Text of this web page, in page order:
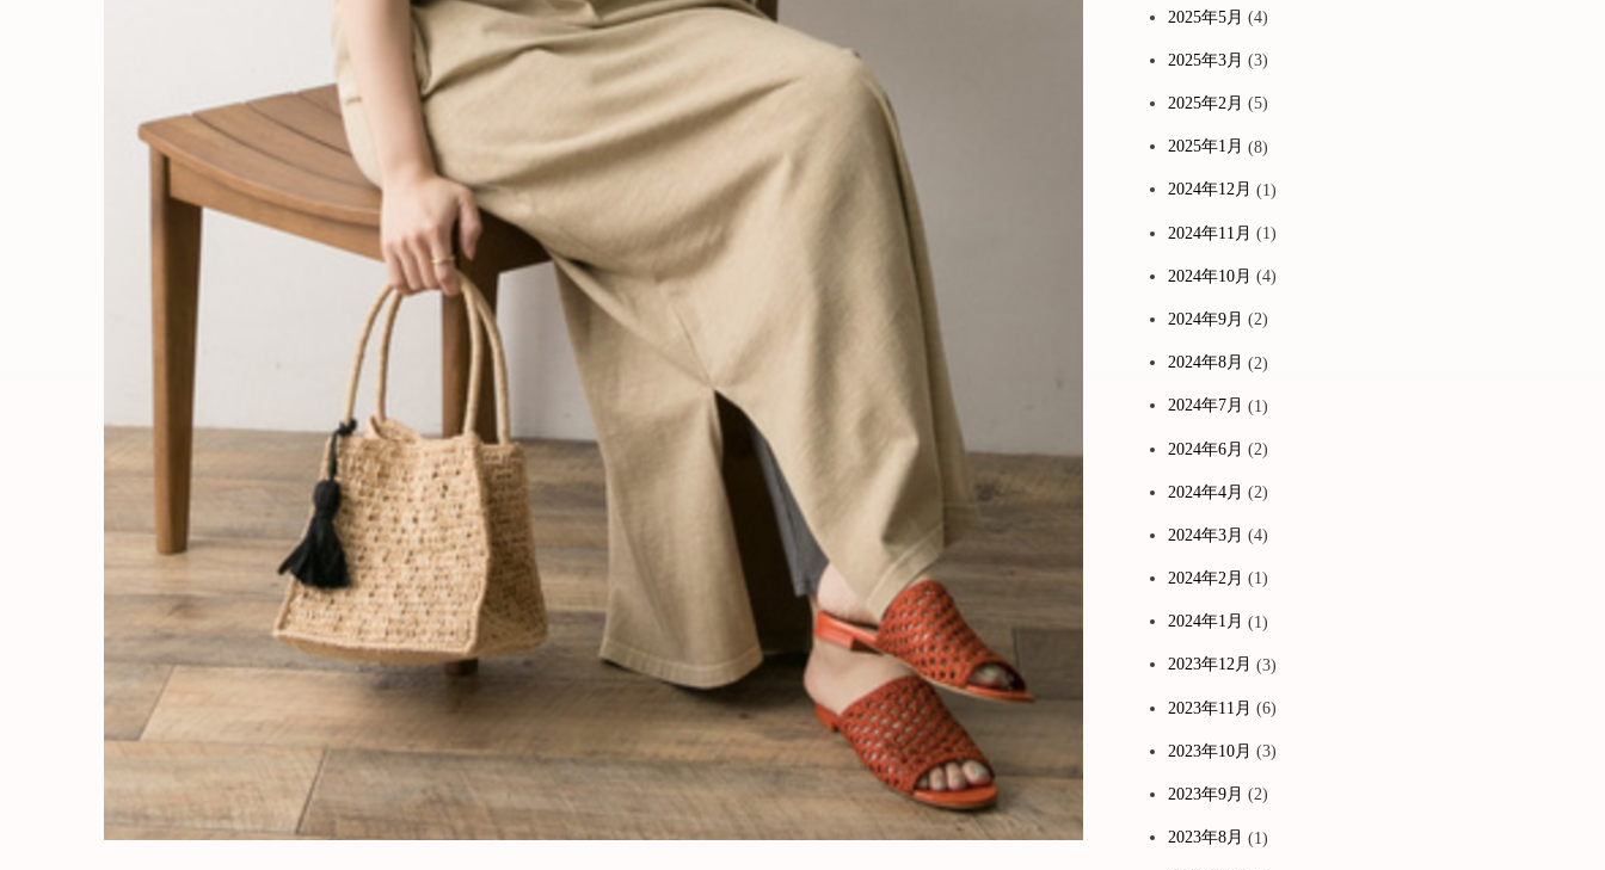
2025年5月 (4)
2025年3月 (3)
2025年2月 (5)
2025年1月 (8)
2024年12月 (1)
2024年11月 (1)
2024年10月 (4)
2024年9月 (2)
2024年8月 (2)
2024年7月 (1)
2024年6月 (2)
2024年4月 (2)
2024年3月 (4)
2024年2月 (1)
2024年1月 (1)
2023年12月 (3)
2023年11月 (6)
2023年10月 (3)
2023年9月 (2)
2023年8月 (1)